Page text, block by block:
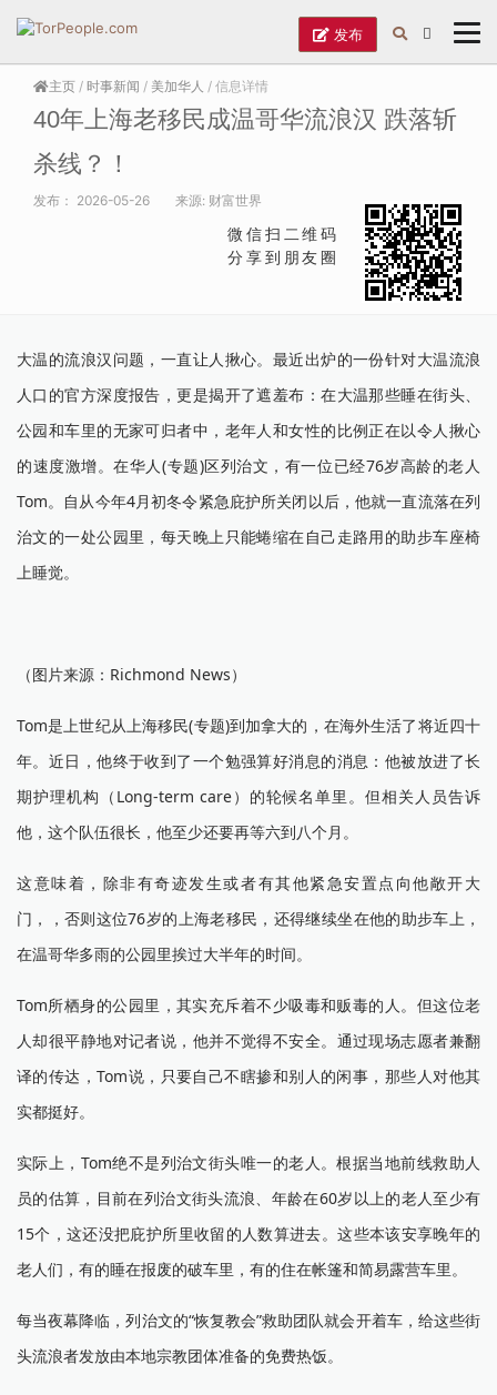
发布
主页 / 时事新闻 / 美加华人 / 信息详情
40年上海老移民成温哥华流浪汉 跌落斩
杀线？！
发布： 2026-05-26 来源: 财富世界
微信扫二维码
分享到朋友圈
大温的流浪汉问题，一直让人揪心。最近出炉的一份针对大温流浪
人口的官方深度报告，更是揭开了遮羞布：在大温那些睡在街头、
公园和车里的无家可归者中，老年人和女性的比例正在以令人揪心
的速度激增。在华人(专题)区列治文，有一位已经76岁高龄的老人
Tom。自从今年4月初冬令紧急庇护所关闭以后，他就一直流落在列
治文的一处公园里，每天晚上只能蜷缩在自己走路用的助步车座椅
上睡觉。
（图片来源：Richmond News）
Tom是上世纪从上海移民(专题)到加拿大的，在海外生活了将近四十
年。近日，他终于收到了一个勉强算好消息的消息：他被放进了长
期护理机构（Long-term care）的轮候名单里。但相关人员告诉
他，这个队伍很长，他至少还要再等六到八个月。
这意味着，除非有奇迹发生或者有其他紧急安置点向他敞开大
门，，否则这位76岁的上海老移民，还得继续坐在他的助步车上，
在温哥华多雨的公园里挨过大半年的时间。
Tom所栖身的公园里，其实充斥着不少吸毒和贩毒的人。但这位老
人却很平静地对记者说，他并不觉得不安全。通过现场志愿者兼翻
译的传达，Tom说，只要自己不瞎掺和别人的闲事，那些人对他其
实都挺好。
实际上，Tom绝不是列治文街头唯一的老人。根据当地前线救助人
员的估算，目前在列治文街头流浪、年龄在60岁以上的老人至少有
15个，这还没把庇护所里收留的人数算进去。这些本该安享晚年的
老人们，有的睡在报废的破车里，有的住在帐篷和简易露营车里。
每当夜幕降临，列治文的“恢复教会”救助团队就会开着车，给这些街
头流浪者发放由本地宗教团体准备的免费热饭。